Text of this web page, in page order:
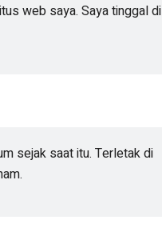
web saya. Saya tinggal di
sejak saat itu. Terletak di